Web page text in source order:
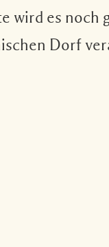
wird es noch
Dorf